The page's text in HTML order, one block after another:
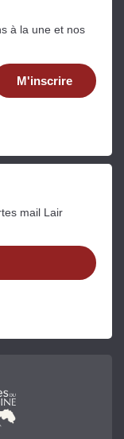
à la une et nos
M'inscrire
mail Lair